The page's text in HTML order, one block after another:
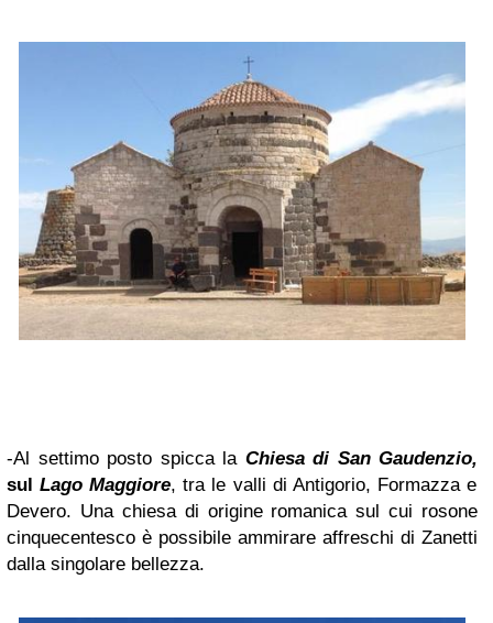
-Al settimo posto spicca laChiesa di San Gaudenzio,
sul Lago Maggiore, tra le valli di Antigorio, Formazza e
Devero. Una chiesa di origine romanica sul cui rosone
cinquecentesco è possibile ammirare affreschi di Zanetti
dalla singolare bellezza.